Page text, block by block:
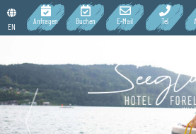
EN
Anfragen Buchen E-Mail Tel